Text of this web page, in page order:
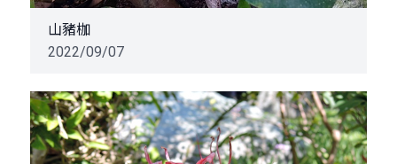
山豬枷
2022/09/07